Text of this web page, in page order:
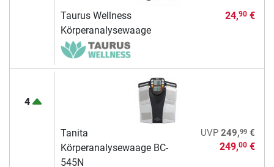
Taurus Wellness
Körperanalysewaage
24,90€
4
Tanita
Körperanalysewaage BC-
545N
UVP 249,99€
249,00€